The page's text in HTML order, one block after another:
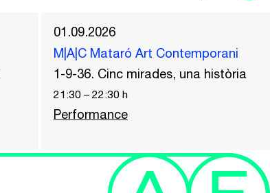
01.09.2026
M|A|C Mataró Art Contemporani
1-9-36. Cinc mirades, una història
21:30– 22:30h
Performance